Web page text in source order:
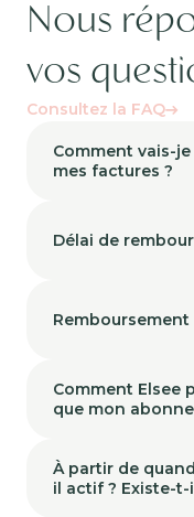
Nous
vos
Consultez la FAQ
Comment vais-
mes factures ?
Délai de
Comment Elsee
que mon
À partir de
il actif ? Existe-